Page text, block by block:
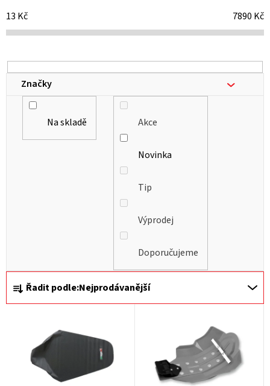
Ř
a
Řadit podle:Nejprodávanější
13 Kč 7890 Kč
Na skladě Akce
Novinka
Tip
Výprodej
Doporučujeme
Značky
p
r
o
d